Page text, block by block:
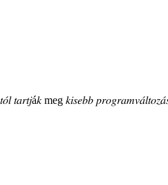
meg 𝑘𝑖𝑠𝑒𝑏𝑏